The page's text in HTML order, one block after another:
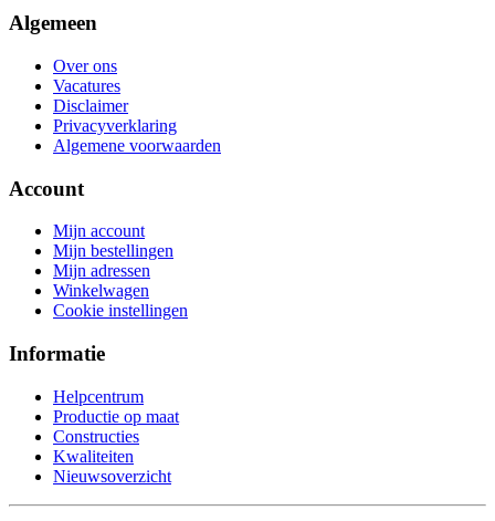
Algemeen
Over ons
Vacatures
Disclaimer
Privacyverklaring
Algemene voorwaarden
Account
Mijn account
Mijn bestellingen
Mijn adressen
Winkelwagen
Cookie instellingen
Informatie
Helpcentrum
Productie op maat
Constructies
Kwaliteiten
Nieuwsoverzicht